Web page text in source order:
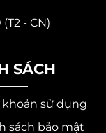
- CN)
SÁCH
sử dụng
sách bảo mật